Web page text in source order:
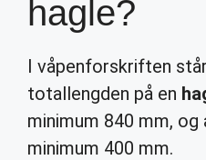
hagle?
I våpenforskriften
totallengden på en
minimum 840 mm, og
minimum 400 mm.